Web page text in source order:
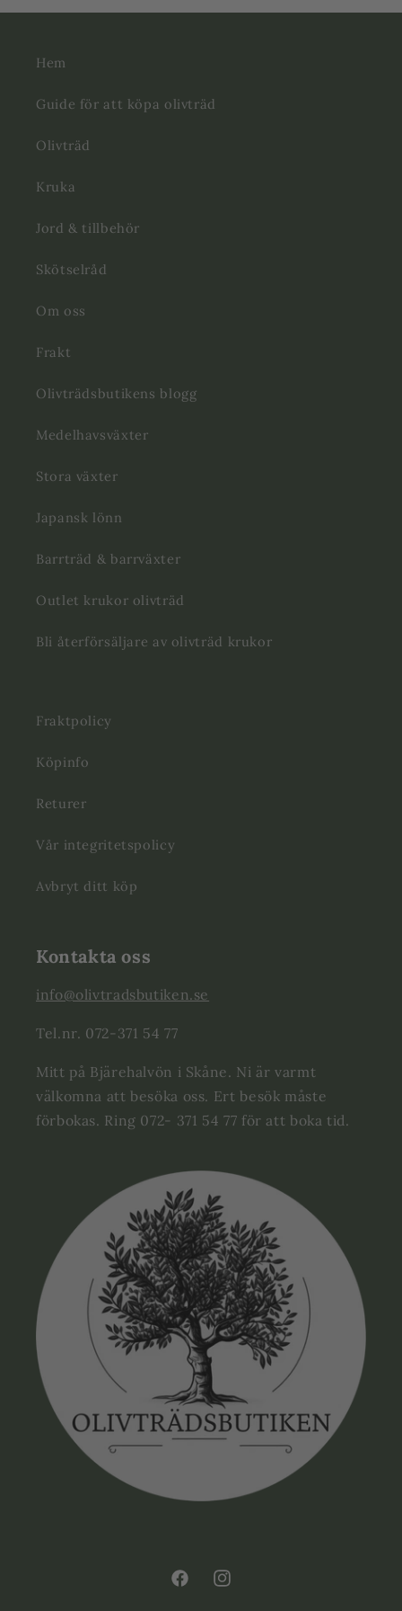
Hem
Guide för att köpa olivträd
Olivträd
Kruka
Jord & tillbehör
Skötselråd
Om oss
Frakt
Olivträdsbutikens blogg
Medelhavsväxter
Stora växter
Japansk lönn
Barrträd & barrväxter
Outlet krukor olivträd
Bli återförsäljare av olivträd krukor
Fraktpolicy
Köpinfo
Returer
Vår integritetspolicy
Avbryt ditt köp
Kontakta oss
info@olivtradsbutiken.se
Tel.nr. 072-371 54 77
Mitt på Bjärehalvön i Skåne. Ni är varmt
välkomna att besöka oss. Ert besök måste
förbokas. Ring 072- 371 54 77 för att boka tid.
FacebookInstagram